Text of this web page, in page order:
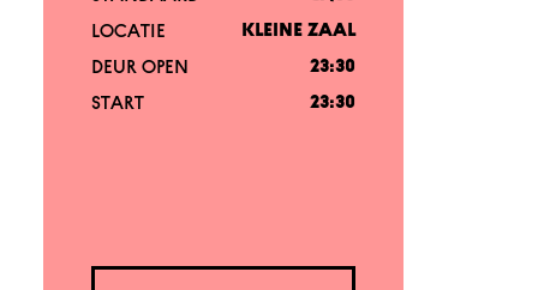
LOCATIE KLEINE ZAAL
DEUR OPEN 23:30
START 23:30